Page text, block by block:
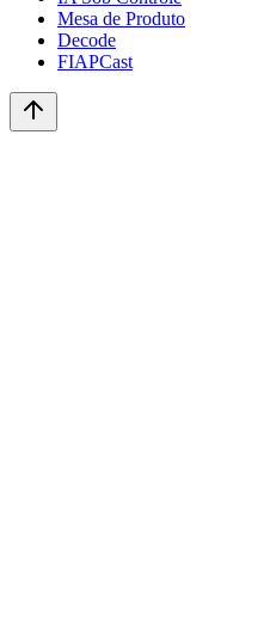
Mesa de Produto
Decode
FIAPCast